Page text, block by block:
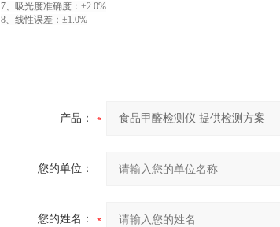
7、吸光度准确度：±2.0%
8、线性误差：±1.0%
产品：
您的单位：
您的姓名：